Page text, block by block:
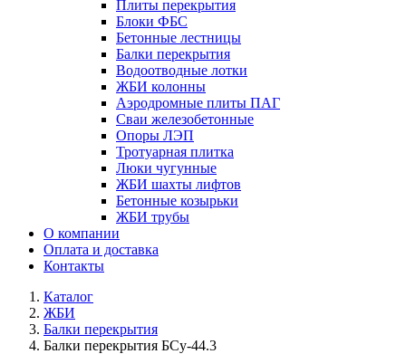
Плиты перекрытия
Блоки ФБС
Бетонные лестницы
Балки перекрытия
Водоотводные лотки
ЖБИ колонны
Аэродромные плиты ПАГ
Сваи железобетонные
Опоры ЛЭП
Тротуарная плитка
Люки чугунные
ЖБИ шахты лифтов
Бетонные козырьки
ЖБИ трубы
О компании
Оплата и доставка
Контакты
Каталог
ЖБИ
Балки перекрытия
Балки перекрытия БСу-44.3